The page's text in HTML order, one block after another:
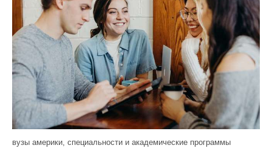
вузы америки, специальности и академические программы